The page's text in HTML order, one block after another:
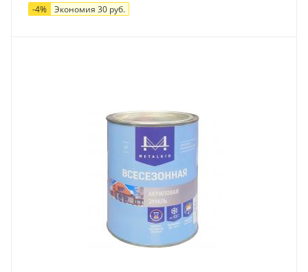
-4% Экономия 30 руб.